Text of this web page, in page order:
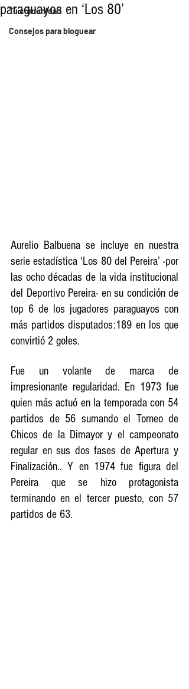
Tu comunidad
Consejos para bloguear
paraguayos en ‘Los 80’
Aurelio Balbuena se incluye en nuestra
serie estadística ‘Los 80 del Pereira’ -por
las ocho décadas de la vida institucional
del Deportivo Pereira- en su condición de
top 6 de los jugadores paraguayos con
más partidos disputados:189 en los que
convirtió 2 goles.
Fue un volante de marca de
impresionante regularidad. En 1973 fue
quien más actuó en la temporada con 54
partidos de 56 sumando el Torneo de
Chicos de la Dimayor y el campeonato
regular en sus dos fases de Apertura y
Finalización.. Y en 1974 fue figura del
Pereira que se hizo protagonista
terminando en el tercer puesto, con 57
partidos de 63.